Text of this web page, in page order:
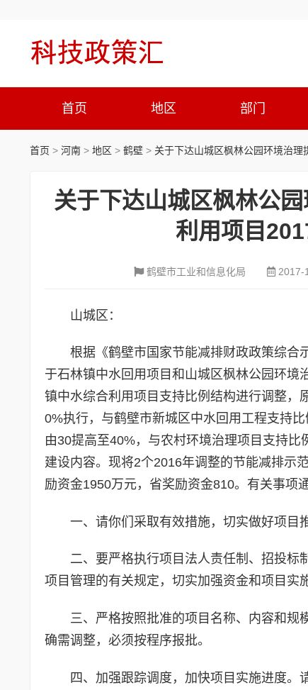
首页 地区 部门
首页 > 河南 > 地区 > 鹤壁 > 关于下达山城区枫林公园环境治
关于下达山城区枫林公
利用项目
鹤壁市工业和信息化局 2017-
山城区：
根据《鹤壁市国家节能减排财政政策综合
于石林镇中水回用项目和山城区枫林公园环
镇中水综合利用项目支持比例结构进行调整，
0%执行，与鹤壁市新城区中水回用工程支持
由30提高至40%，与农村环境治理项目支持
建设内容。现将2个2016年调整的节能减排示
励资金1950万元，省奖励资金810。有关事项
一、请你们采取有效措施，切实做好项目
二、要严格执行项目法人责任制、招投标
项目管理的有关规定，切实加强资金和项目实
三、严格按照批准的项目名称、内容和规
确需调整，必须按程序报批。
四、加强跟踪调度，加快项目实施进度。